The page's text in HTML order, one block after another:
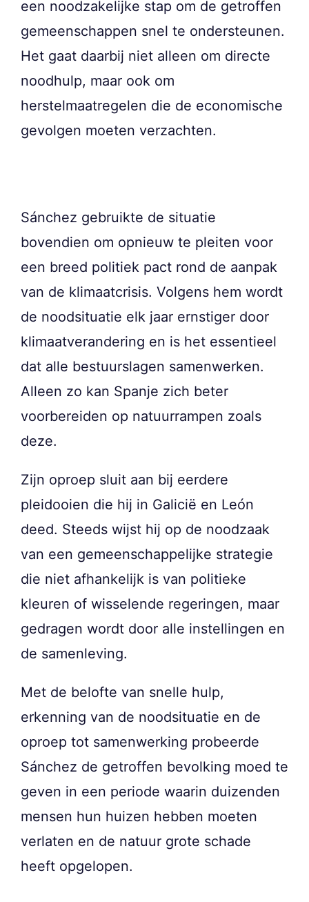
een noodzakelijke stap om de getroffen
gemeenschappen snel te ondersteunen.
Het gaat daarbij niet alleen om directe
noodhulp, maar ook om
herstelmaatregelen die de economische
gevolgen moeten verzachten.
Sánchez gebruikte de situatie
bovendien om opnieuw te pleiten voor
een breed politiek pact rond de aanpak
van de klimaatcrisis. Volgens hem wordt
de noodsituatie elk jaar ernstiger door
klimaatverandering en is het essentieel
dat alle bestuurslagen samenwerken.
Alleen zo kan Spanje zich beter
voorbereiden op natuurrampen zoals
deze.
Zijn oproep sluit aan bij eerdere
pleidooien die hij in Galicië en León
deed. Steeds wijst hij op de noodzaak
van een gemeenschappelijke strategie
die niet afhankelijk is van politieke
kleuren of wisselende regeringen, maar
gedragen wordt door alle instellingen en
de samenleving.
Met de belofte van snelle hulp,
erkenning van de noodsituatie en de
oproep tot samenwerking probeerde
Sánchez de getroffen bevolking moed te
geven in een periode waarin duizenden
mensen hun huizen hebben moeten
verlaten en de natuur grote schade
heeft opgelopen.